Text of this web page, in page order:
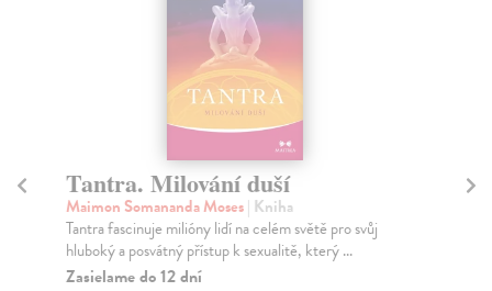
Tantra. Milování duší
Maimon Somananda Moses| Kniha
Tantra fascinuje milióny lidí na celém světě pro svůj
hluboký a posvátný přístup k sexualitě, který ...
Zasielame do 12 dní